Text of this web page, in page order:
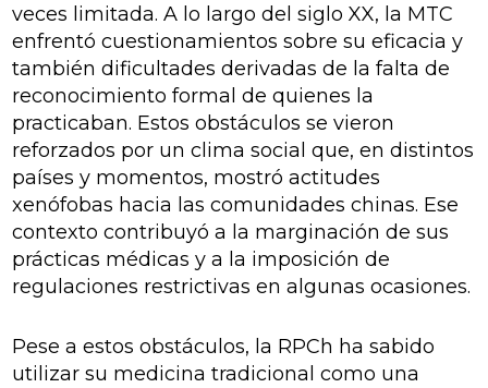
veces limitada. A lo largo del siglo XX, la MTC
enfrentó cuestionamientos sobre su eficacia y
también dificultades derivadas de la falta de
reconocimiento formal de quienes la
practicaban. Estos obstáculos se vieron
reforzados por un clima social que, en distintos
países y momentos, mostró actitudes
xenófobas hacia las comunidades chinas. Ese
contexto contribuyó a la marginación de sus
prácticas médicas y a la imposición de
regulaciones restrictivas en algunas ocasiones.
Pese a estos obstáculos, la RPCh ha sabido
utilizar su medicina tradicional como una